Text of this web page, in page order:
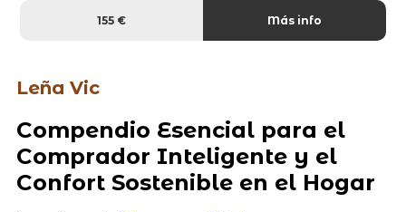
155 € Más info
Leña Vic
Compendio Esencial para el
Comprador Inteligente y el
Confort Sostenible en el Hogar